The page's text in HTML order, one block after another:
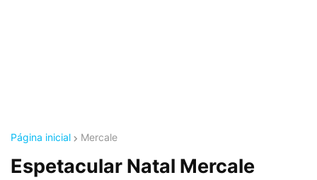
Página inicial Mercale
Espetacular Natal Mercale